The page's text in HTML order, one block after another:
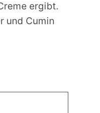
ergibt.
und Cumin